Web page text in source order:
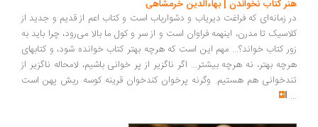
هنر کتاب نخواندن | بهاءالدین خرمشاهی
در زمانه‌ای که فراغت دیریاب و دشواریاب است و کتاب اعم از قدیم و جدید از
کلاسیک تا مدرن، اینهمه فراوان است و از سر و کول ما بالا می‌رود، چرا باید به
زور کتاب خواند؟... مهم این است که هرچه بهتر کتاب خوانده شود، و کتابهای
هرچه بهتر، نه هرچه بیشتر... اگر ناگزیر از پر خوانی باشیم، لامحاله ناگزیر از
تندخوانی هم هستیم. وگرنه پرخوان کندخوان قرینه کوسه ریش پهن است
...